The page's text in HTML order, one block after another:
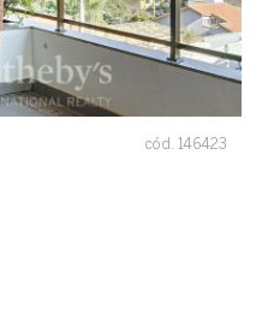
cód. 146423